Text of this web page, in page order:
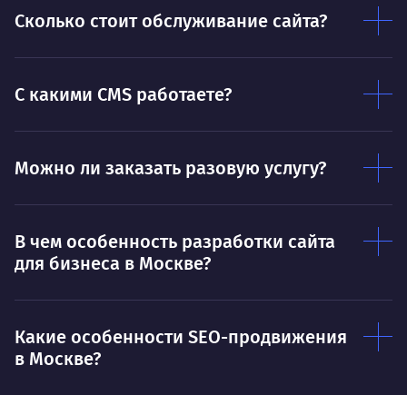
Умею
Договариваться.
О работе
Ты — это то, что ты делаешь. Этим всё
О
Сколько стоит обслуживание сайта?
С какими CMS работаете?
Можно ли заказать разовую услугу?
В чем особенность разработки сайта
для бизнеса в Москве?
Какие особенности SEO-продвижения
в Москве?